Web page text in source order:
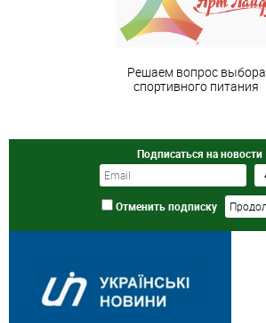
Решаем вопрос выбора
спортивного питания
Подписаться на новости
Отменить подписку